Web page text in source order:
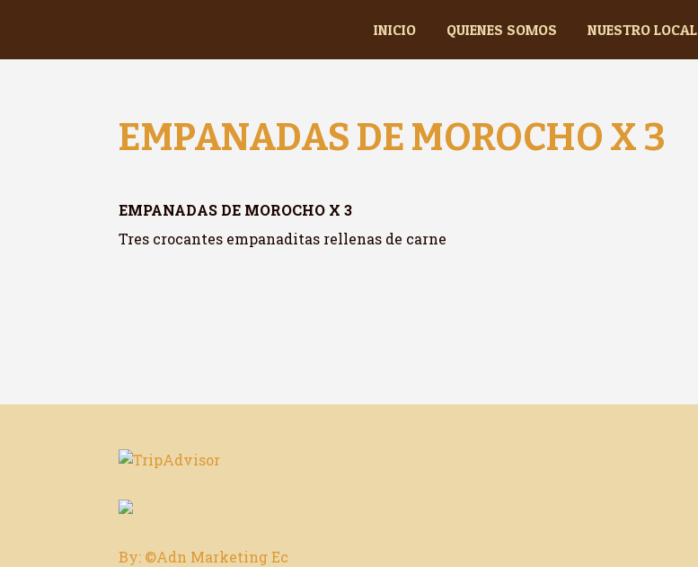
INICIO QUIENES SOMOS NUESTRO LOCAL
EMPANADAS DE MOROCHO X 3
EMPANADAS DE MOROCHO X 3
Tres crocantes empanaditas rellenas de carne
By: ©Adn Marketing Ec